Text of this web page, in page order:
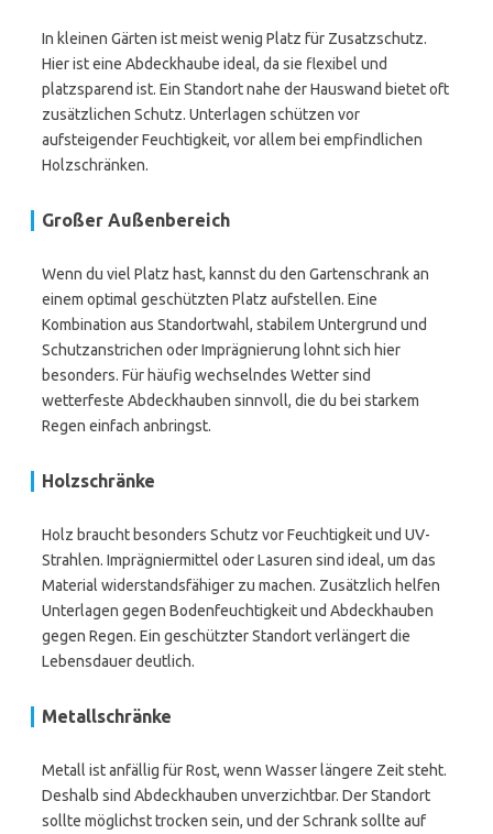
In kleinen Gärten ist meist wenig Platz für Zusatzschutz.
Hier ist eine Abdeckhaube ideal, da sie flexibel und
platzsparend ist. Ein Standort nahe der Hauswand bietet oft
zusätzlichen Schutz. Unterlagen schützen vor
aufsteigender Feuchtigkeit, vor allem bei empfindlichen
Holzschränken.
Großer Außenbereich
Wenn du viel Platz hast, kannst du den Gartenschrank an
einem optimal geschützten Platz aufstellen. Eine
Kombination aus Standortwahl, stabilem Untergrund und
Schutzanstrichen oder Imprägnierung lohnt sich hier
besonders. Für häufig wechselndes Wetter sind
wetterfeste Abdeckhauben sinnvoll, die du bei starkem
Regen einfach anbringst.
Holzschränke
Holz braucht besonders Schutz vor Feuchtigkeit und UV-
Strahlen. Imprägniermittel oder Lasuren sind ideal, um das
Material widerstandsfähiger zu machen. Zusätzlich helfen
Unterlagen gegen Bodenfeuchtigkeit und Abdeckhauben
gegen Regen. Ein geschützter Standort verlängert die
Lebensdauer deutlich.
Metallschränke
Metall ist anfällig für Rost, wenn Wasser längere Zeit steht.
Deshalb sind Abdeckhauben unverzichtbar. Der Standort
sollte möglichst trocken sein, und der Schrank sollte auf